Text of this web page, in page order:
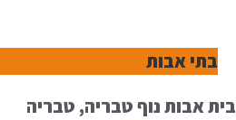
בתי אבות
בית אבות נוף טבריה, טבריה